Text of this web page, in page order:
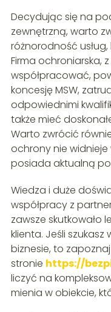
Decydując się na
zewnętrzną, warto
różnorodność
Firma ochroniarska,
współpracować,
koncesję MSW,
odpowiednimi
także mieć
Warto zwrócić
ochrony nie widnieje
posiada aktualną
Wiedza i duże
współpracy z
zawsze skutkowało
klienta. Jeśli
biznesie, to
stronie https://
liczyć na
mienia w obiekcie,